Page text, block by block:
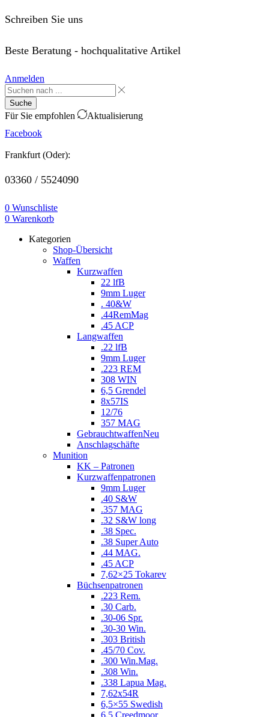
Schreiben Sie uns
Beste Beratung - hochqualitative Artikel
Anmelden
Suche
Für Sie empfohlen
Aktualisierung
Facebook
Frankfurt (Oder):
03360 / 5524090
0 Wunschliste
0 Warenkorb
Kategorien
Shop-Übersicht
Waffen
Kurzwaffen
22 lfB
9mm Luger
. 40&W
.44RemMag
.45 ACP
Langwaffen
.22 lfB
9mm Luger
.223 REM
308 WIN
6,5 Grendel
8x57IS
12/76
357 MAG
GebrauchtwaffenNeu
Anschlagschäfte
Munition
KK – Patronen
Kurzwaffenpatronen
9mm Luger
.40 S&W
.357 MAG
.32 S&W long
.38 Spec.
.38 Super Auto
.44 MAG.
.45 ACP
7,62×25 Tokarev
Büchsenpatronen
.223 Rem.
.30 Carb.
.30-06 Spr.
.30-30 Win.
.303 British
.45/70 Cov.
.300 Win.Mag.
.308 Win.
.338 Lapua Mag.
7,62x54R
6,5×55 Swedish